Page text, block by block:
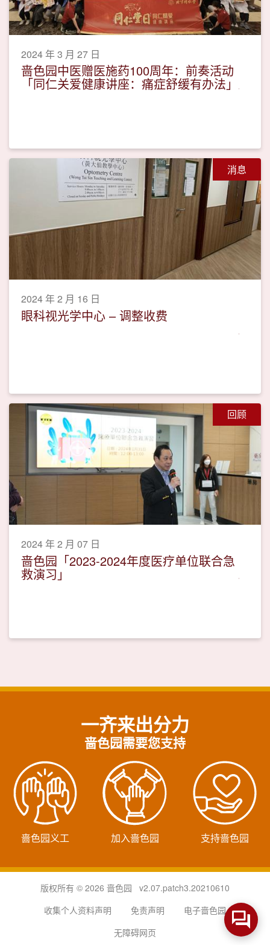
2024 年 3 月 27 日
啬色园中医赠医施药100周年：前奏活动
「同仁关爱健康讲座：痛症舒缓有办法」
消息
2024 年 2 月 16 日
眼科视光学中心 – 调整收费
回顾
2024 年 2 月 07 日
啬色园「2023-2024年度医疗单位联合急
救演习」
一齐来出分力
啬色园需要您支持
啬色园义工 加入啬色园 支持啬色园
版权所有 © 2026 啬色园 v2.07.patch3.20210610
收集个人资料声明
免责声明
电子啬色园
无障碍网页